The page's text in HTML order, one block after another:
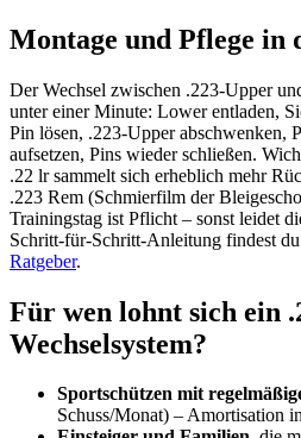
Montage und Pflege in
Der Wechsel zwischen .223-Upper
unter einer Minute: Lower entladen,
Pin lösen, .223-Upper abschwenken,
aufsetzen, Pins wieder schließen.
.22 lr sammelt sich erheblich mehr
.223 Rem (Schmierfilm der
Trainingstag ist Pflicht – sonst leidet
Schritt-für-Schritt-Anleitung findest
Ratgeber.
Für wen lohnt sich ein
Wechselsystem?
Sportschützen mit
Schuss/Monat) – Amortisation